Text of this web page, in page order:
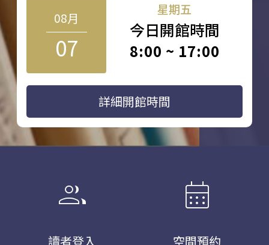
08月
07
星期五
今日開館時間
8:00 ~ 17:00
詳細開館時間
group
讀者登入
calendar_month
空間預約